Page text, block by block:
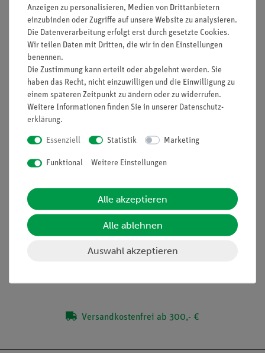
Besonders verständliche und didaktisch aufbereitete
Versuchsbeschreibung (Alltagsbezug etc.) inkl.
Zukunftsorientiert unterrichten: Einbindung in den
digitalen naturwissenschaftlichen Unterricht
Erhöhte Motivation bei Schüler/innen durch Nutzung der
intuitiven measureAPP
Lieferumfang
Versandkostenfrei ab 300,- €
Anzeigen zu personalisieren, Medien von Drittanbietern
einzubinden oder Zugriffe auf unsere Website zu analysieren.
Die Datenverarbeitung erfolgt erst durch gesetzte Cookies.
Wir teilen Daten mit Dritten, die wir in den Einstellungen
benennen.
Die Zustimmung kann erteilt oder abgelehnt werden. Sie
haben das Recht, nicht einzuwilligen und die Einwilligung zu
einem späteren Zeitpunkt zu ändern oder zu widerrufen.
Weitere Informationen finden Sie in unserer Daten­schutz­
erklärung.
Essenziell Statistik Marketing
Funktional Weitere Einstellungen
Alle akzeptieren
Alle ablehnen
Auswahl akzeptieren